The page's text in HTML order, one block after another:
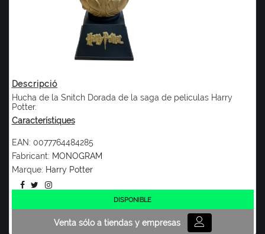
Descripció
Hucha de la Snitch Dorada de la saga de peliculas Harry
Potter.
Característiques
EAN: 0077764484285
Fabricant: MONOGRAM
Marque: Harry Potter
DISPONIBLE
Venta sólo a tiendas y empresas